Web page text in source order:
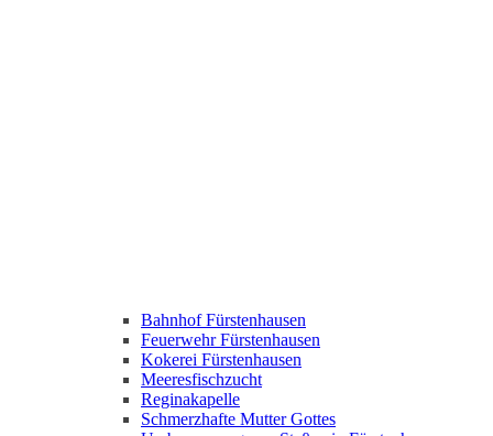
Bahnhof Fürstenhausen
Feuerwehr Fürstenhausen
Kokerei Fürstenhausen
Meeresfischzucht
Reginakapelle
Schmerzhafte Mutter Gottes